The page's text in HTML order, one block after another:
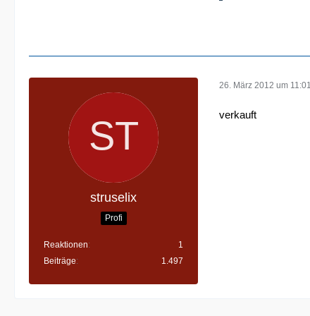
struselix
Profi
Reaktionen
1
Beiträge
1.497
26. März 2012 um 11:01
verkauft